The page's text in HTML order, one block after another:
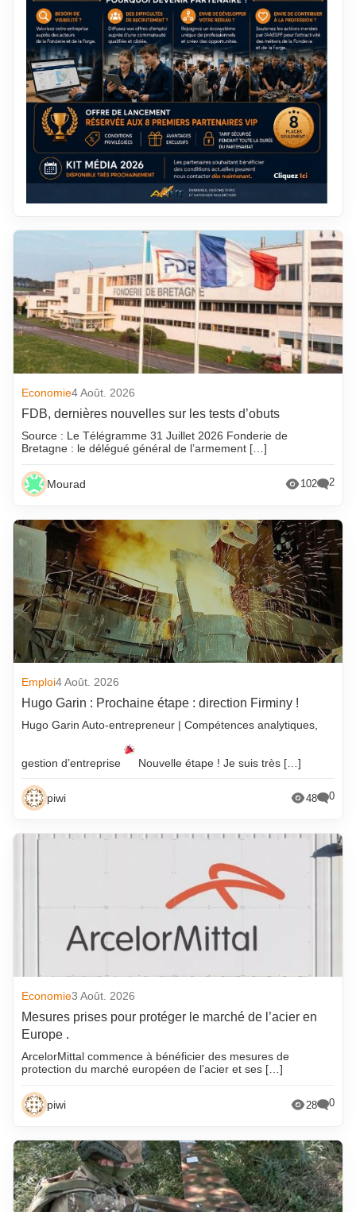
Economie4 Août. 2026
FDB, dernières nouvelles sur les tests d’obuts
Source : Le Télégramme 31 Juillet 2026 Fonderie de
Bretagne : le délégué général de l’armement […]
Mourad 102 2
Emploi4 Août. 2026
Hugo Garin : Prochaine étape : direction Firminy !
Hugo Garin Auto-entrepreneur | Compétences analytiques,
gestion d’entreprise Nouvelle étape ! Je suis très […]
piwi 48 0
Economie3 Août. 2026
Mesures prises pour protéger le marché de l’acier en
Europe .
ArcelorMittal commence à bénéficier des mesures de
protection du marché européen de l’acier et ses […]
piwi 28 0